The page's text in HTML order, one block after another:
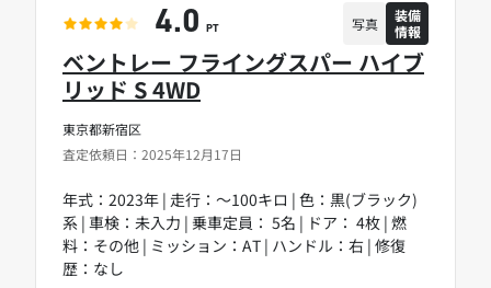
東京都新宿区
査定依頼日：2025年12月17日
ベントレー フライングスパー ハイブ
リッド S 4WD
年式：2023年 | 走行：～100キロ | 色：黒(ブラック)
系 | 車検：未入力 | 乗車定員： 5名 | ドア： 4枚 | 燃
料：その他 | ミッション：AT | ハンドル：右 | 修復
歴：なし
4.0 PT 写真
装備
情報